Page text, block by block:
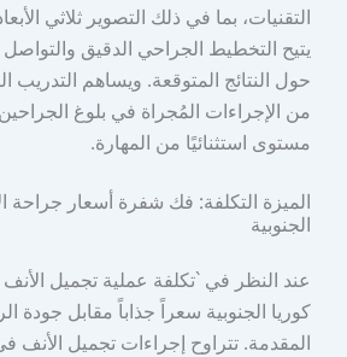
التقنيات، بما في ذلك التصوير ثلاثي
يتيح التخطيط الجراحي الدقيق
حول النتائج المتوقعة. ويساهم التدريب
من الإجراءات المُجراة في بلوغ
مستوى استثنائيًا من المهارة.
الميزة التكلفة: فك شفرة أسعار جراحة
الجنوبية
عند النظر في `تكلفة عملية تجميل
كوريا الجنوبية سعراً جذاباً مقابل جودة
المقدمة. تتراوح إجراءات تجميل الأنف